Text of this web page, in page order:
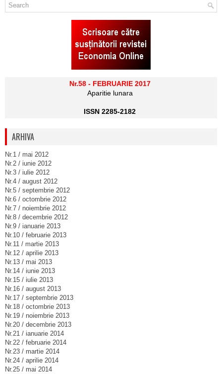
Nr.58 - FEBRUARIE 2017
Aparitie lunara
ISSN 2285-2182
ARHIVA
Nr.1 / mai 2012
Nr.2 / iunie 2012
Nr.3 / iulie 2012
Nr.4 / august 2012
Nr.5 / septembrie 2012
Nr.6 / octombrie 2012
Nr.7 / noiembrie 2012
Nr.8 / decembrie 2012
Nr.9 / ianuarie 2013
Nr.10 / februarie 2013
Nr.11 / martie 2013
Nr.12 / aprilie 2013
Nr.13 / mai 2013
Nr.14 / iunie 2013
Nr.15 / iulie 2013
Nr.16 / august 2013
Nr.17 / septembrie 2013
Nr.18 / octombrie 2013
Nr.19 / noiembrie 2013
Nr.20 / decembrie 2013
Nr.21 / ianuarie 2014
Nr.22 / februarie 2014
Nr.23 / martie 2014
Nr.24 / aprilie 2014
Nr.25 / mai 2014